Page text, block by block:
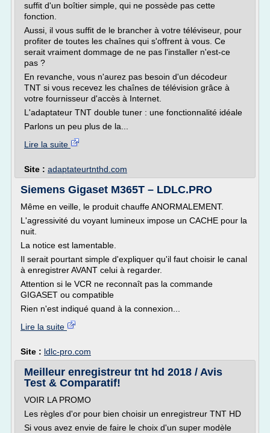
suffit d'un boîtier simple, qui ne possède pas cette
fonction.
Aussi, il vous suffit de le brancher à votre téléviseur, pour
profiter de toutes les chaînes qui s'offrent à vous. Ce
serait vraiment dommage de ne pas l'installer n'est-ce
pas ?
En revanche, vous n'aurez pas besoin d'un décodeur
TNT si vous recevez les chaînes de télévision grâce à
votre fournisseur d'accès à Internet.
L'adaptateur TNT double tuner : une fonctionnalité idéale
Parlons un peu plus de la...
Lire la suite
Site : adaptateurtnthd.com
Siemens Gigaset M365T – LDLC.PRO
Même en veille, le produit chauffe ANORMALEMENT.
L'agressivité du voyant lumineux impose un CACHE pour la
nuit.
La notice est lamentable.
Il serait pourtant simple d'expliquer qu'il faut choisir le canal
à enregistrer AVANT celui à regarder.
Attention si le VCR ne reconnaît pas la commande
GIGASET ou compatible
Rien n'est indiqué quand à la connexion...
Lire la suite
Site : ldlc-pro.com
Meilleur enregistreur tnt hd 2018 / Avis
Test & Comparatif!
VOIR LA PROMO
Les règles d'or pour bien choisir un enregistreur TNT HD
Si vous avez envie de faire le choix d'un super modèle